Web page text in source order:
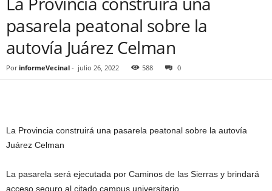
pasarela peatonal sobre la
autovía Juárez Celman
Por informeVecinal - julio 26, 2022 588 0
La Provincia construirá una pasarela peatonal sobre la autovía
Juárez Celman
La pasarela será ejecutada por Caminos de las Sierras y brindará
acceso seguro al citado campus universitario.